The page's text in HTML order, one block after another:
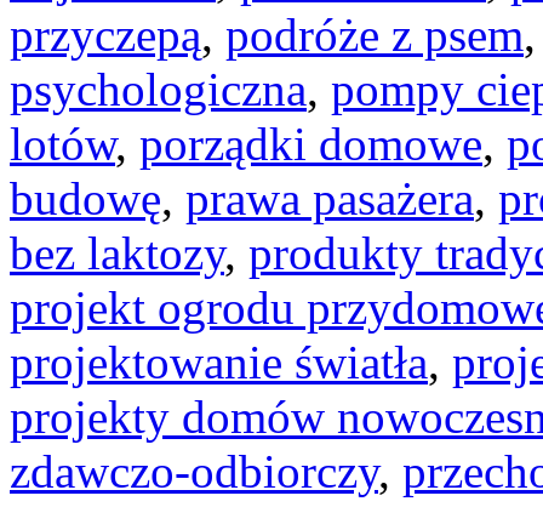
przyczepą, podróże z psem
psychologiczna, pompy
lotów, porządki domowe,
budowę, prawa pasażera,
bez laktozy, produkty
projekt ogrodu
projektowanie światła,
projekty domów
zdawczo-odbiorczy,